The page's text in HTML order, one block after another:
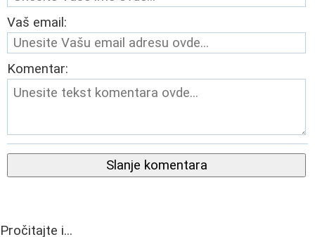
Vaš email:
Komentar:
Slanje komentara
Pročitajte i...